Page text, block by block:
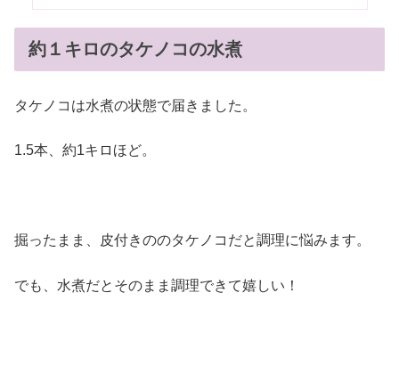
約１キロのタケノコの水煮
タケノコは水煮の状態で届きました。
1.5本、約1キロほど。
掘ったまま、皮付きののタケノコだと調理に悩みます。
でも、水煮だとそのまま調理できて嬉しい！